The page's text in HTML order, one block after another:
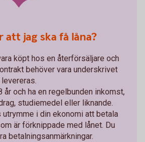
att jag ska få låna?
köpt hos en återförsäljare och
behöver vara underskrivet
år och ha en regelbunden inkomst,
studiemedel eller liknande.
utrymme i din ekonomi att betala
är förknippade med lånet. Du
betalningsanmärkningar.